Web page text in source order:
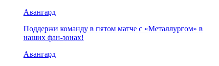
Авангард
Поддержи команду в пятом матче с «Металлургом» в
наших фан-зонах!
Авангард